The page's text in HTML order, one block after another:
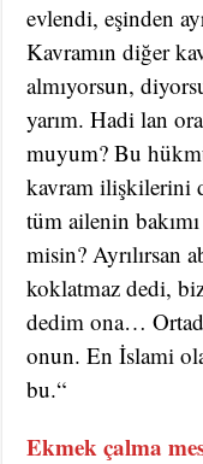
evlendi, eşinden
Kavramın diğer
almıyorsun,
yarım. Hadi lan
muyum? Bu
kavram ilişkilerini
tüm ailenin
misin? Ayrılırsan
koklatmaz dedi,
dedim ona…
onun. En İslami
bu.“
Ekmek çalma